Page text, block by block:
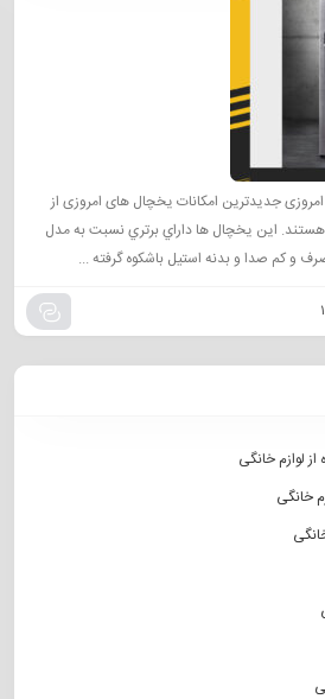
جدیدترین امکانات یخچال های امروزی از
هستند. این یخچال ها داراي برتري نسبت به مدل
و كم صدا و بدنه استيل باشكوه گرفته ...
لوازم خانگی
خانگی